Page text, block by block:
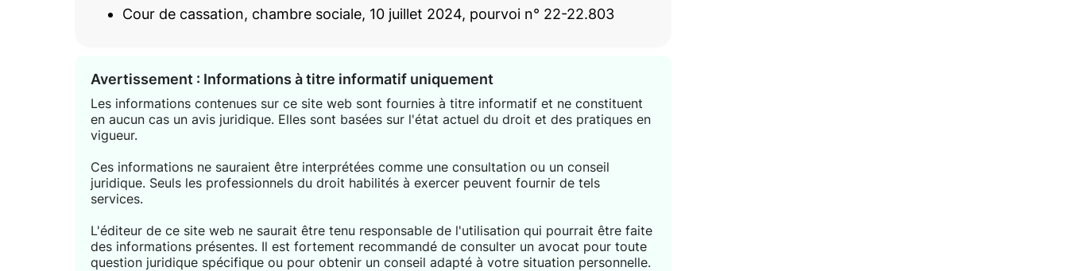
Cour de cassation, chambre sociale, 10 juillet 2024, pourvoi n° 22-22.803
Avertissement : Informations à titre informatif uniquement
Les informations contenues sur ce site web sont fournies à titre informatif et ne constituent
en aucun cas un avis juridique. Elles sont basées sur l'état actuel du droit et des pratiques en
vigueur.
Ces informations ne sauraient être interprétées comme une consultation ou un conseil
juridique. Seuls les professionnels du droit habilités à exercer peuvent fournir de tels
services.
L'éditeur de ce site web ne saurait être tenu responsable de l'utilisation qui pourrait être faite
des informations présentes. Il est fortement recommandé de consulter un avocat pour toute
question juridique spécifique ou pour obtenir un conseil adapté à votre situation personnelle.